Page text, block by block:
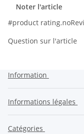
Noter l'article
#product
Question sur l'article
Information
Informations légales
Catégories